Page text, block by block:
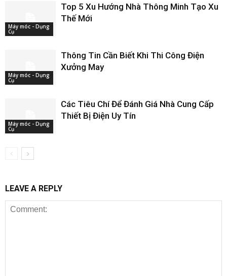
Máy móc - Dụng
Cụ
Top 5 Xu Hướng Nhà Thông Minh Tạo Xu
Thế Mới
Máy móc - Dụng
Cụ
Thông Tin Cần Biết Khi Thi Công Điện
Xưởng May
Máy móc - Dụng
Cụ
Các Tiêu Chí Để Đánh Giá Nhà Cung Cấp
Thiết Bị Điện Uy Tín
LEAVE A REPLY